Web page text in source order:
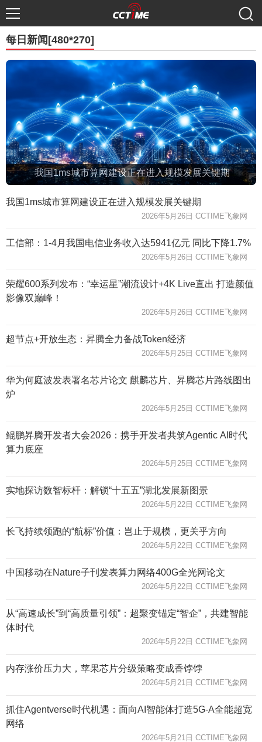
每日新闻[480*270]
我国1ms城市算网建设正在进入规模发展关键期
我国1ms城市算网建设正在进入规模发展关键期
2026年5月26日 CCTIME飞象网
工信部：1-4月我国电信业务收入达5941亿元 同比下降1.7%
2026年5月26日 CCTIME飞象网
荣耀600系列发布：“幸运星”潮流设计+4K Live直出 打造颜值
影像双巅峰！
2026年5月26日 CCTIME飞象网
超节点+开放生态：昇腾全力备战Token经济
2026年5月25日 CCTIME飞象网
华为何庭波发表署名芯片论文 麒麟芯片、昇腾芯片路线图出
炉
2026年5月25日 CCTIME飞象网
鲲鹏昇腾开发者大会2026：携手开发者共筑Agentic AI时代
算力底座
2026年5月25日 CCTIME飞象网
实地探访数智标杆：解锁“十五五”湖北发展新图景
2026年5月22日 CCTIME飞象网
长飞持续领跑的“航标”价值：岂止于规模，更关乎方向
2026年5月22日 CCTIME飞象网
中国移动在Nature子刊发表算力网络400G全光网论文
2026年5月22日 CCTIME飞象网
从“高速成长”到“高质量引领”：超聚变锚定“智企”，共建智能
体时代
2026年5月22日 CCTIME飞象网
内存涨价压力大，苹果芯片分级策略变成香饽饽
2026年5月21日 CCTIME飞象网
抓住Agentverse时代机遇：面向AI智能体打造5G-A全能超宽
网络
2026年5月21日 CCTIME飞象网